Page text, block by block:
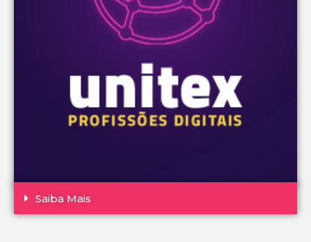
Saiba Mais